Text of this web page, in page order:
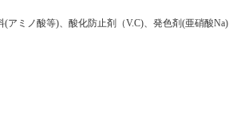
ミノ酸等)、酸化防止剤（V.C)、発色剤(亜硝酸Na)